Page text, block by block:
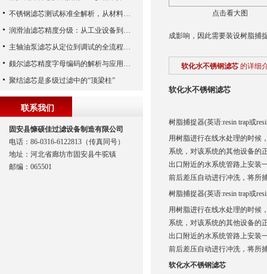
点击看大图
成影响，因此需要装设树脂捕
软化水不锈钢滤芯 的详细
软化水不锈钢滤芯
树脂捕捉器(英语:resin trap或
用树脂进行在线水处理的时候
系统，对该系统的其他设备的
出口附近的水系统管路上安装
前后差压自动进行冲洗，将所
树脂捕捉器(英语:resin trap或
用树脂进行在线水处理的时候
系统，对该系统的其他设备的
出口附近的水系统管路上安装
前后差压自动进行冲洗，将所
软化水不锈钢滤芯
不锈钢滤芯测试标准全解析，从材料性能到应用场景的严苛验证
润滑油滤芯精度分级：从工业设备到精密系统的过滤密码
主轴油泵滤芯从定位到调试的全流程解析
颇尔滤芯精度字母编码的解析与应用指南
聚结滤芯是多级过滤中的“顶梁柱”
联系我们
固安县慷硕佳过滤设备制造有限公司
电话：86-0316-6122813（传真同号）
地址：河北省廊坊市固安县牛驼镇
邮编：065501